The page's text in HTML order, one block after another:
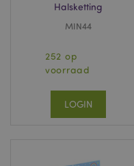
Halsketting
MIN44
252 op
voorraad
LOGIN